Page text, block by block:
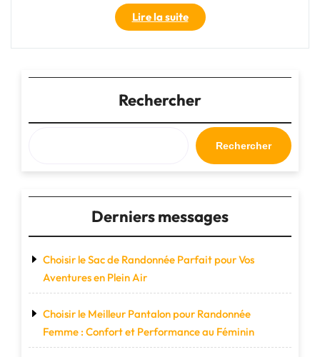
Lire la suite"Découvrez
l’excellence
du
de
voyage
Delsey
:
l’alliance
parfaite
de
fonctionnalité"
Rechercher
Rechercher
Derniers messages
Choisir le Sac de Randonnée Parfait pour Vos
Aventures en Plein Air
Choisir le Meilleur Pantalon pour Randonnée
Femme : Confort et Performance au Féminin